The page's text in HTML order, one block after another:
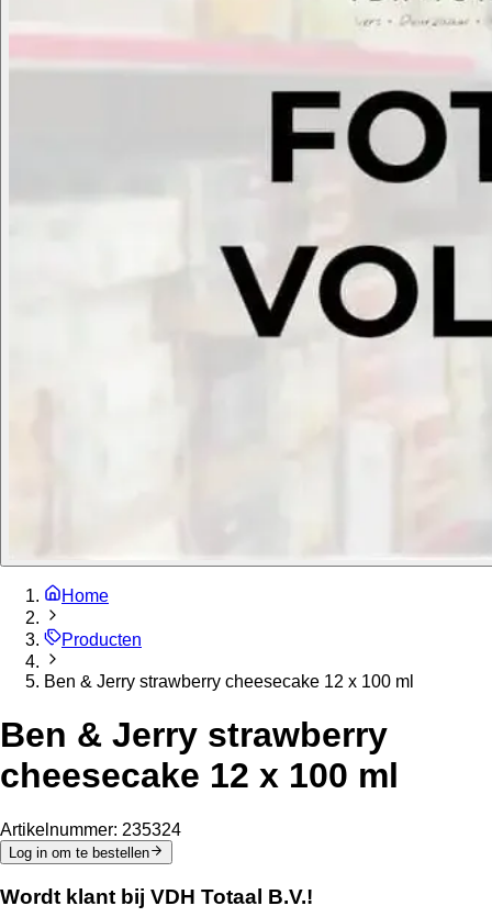
Home
Producten
Ben & Jerry strawberry cheesecake 12 x 100 ml
Ben & Jerry strawberry
cheesecake 12 x 100 ml
Artikelnummer: 235324
Log in om te bestellen
Wordt klant bij VDH Totaal B.V.!